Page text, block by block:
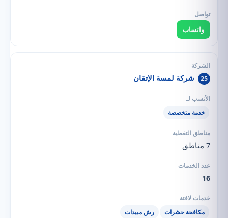
واتساب
25 شركة لمسة الإتقان
خدمة متخصصة
7 مناطق
16
مكافحة حشرات رش مبيدات